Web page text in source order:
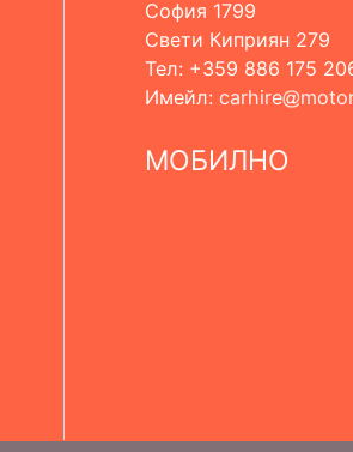
София 1799
Свети Киприян 279
Тел: +359 886 175
Имейл:carhire
МОБИЛНО